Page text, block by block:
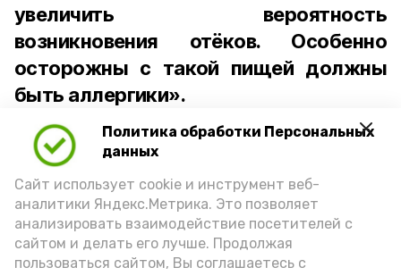
Политика обработки Персональных
данных
Сайт использует cookie и инструмент веб-
аналитики Яндекс.Метрика. Это позволяет
анализировать взаимодействие посетителей с
сайтом и делать его лучше. Продолжая
пользоваться сайтом, Вы соглашаетесь с
увеличить вероятность
возникновения отёков. Особенно
осторожны с такой пищей должны
быть аллергики».
Для взрослого человека безопасной
порцией икры считается 30-50 граммов
(2-3 ложки). При этом следует обратить
внимание на хлеб, с которым она
подаётся: лучше выбирать
цельнозерновой, с мукой грубого